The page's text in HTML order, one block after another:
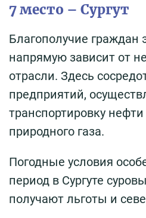
7 место – Сургут
Благополучие граждан
напрямую зависит от
отрасли. Здесь
предприятий,
транспортировку
природного газа.
Погодные условия
период в Сургуте
получают льготы и